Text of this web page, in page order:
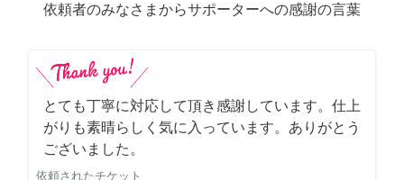
依頼者のみなさまからサポーターへの感謝の言葉
とても丁寧に対応して頂き感謝しています。仕上
がりも素晴らしく気に入っています。ありがとう
ございました。
依頼されたチケット